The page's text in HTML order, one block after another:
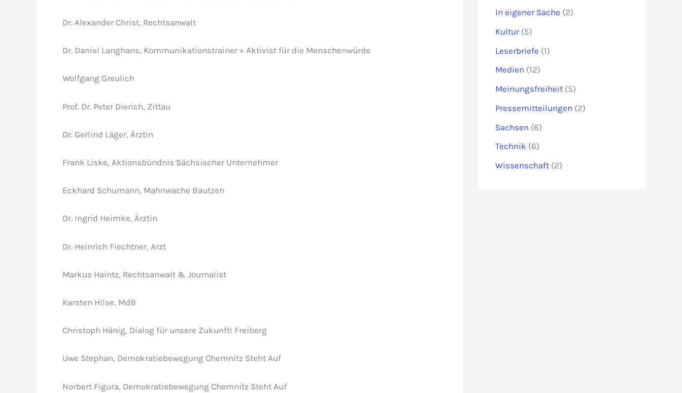
Dr. Alexander Christ, Rechtsanwalt
Dr. Daniel Langhans, Kommunikationstrainer + Aktivist für die Menschenwürde
Wolfgang Greulich
Prof. Dr. Peter Dierich, Zittau
Dr. Gerlind Läger, Ärztin
Frank Liske, Aktionsbündnis Sächsischer Unternehmer
Eckhard Schumann, Mahnwache Bautzen
Dr. Ingrid Heimke, Ärztin
Dr. Heinrich Fiechtner, Arzt
Markus Haintz, Rechtsanwalt & Journalist
Karsten Hilse, MdB
Christoph Hänig, Dialog für unsere Zukunft! Freiberg
Uwe Stephan, Demokratiebewegung Chemnitz Steht Auf
Norbert Figura, Demokratiebewegung Chemnitz Steht Auf
In eigener Sache (2)
Kultur (5)
Leserbriefe (1)
Medien (12)
Meinungsfreiheit (5)
Pressemitteilungen (2)
Sachsen (6)
Technik (6)
Wissenschaft (2)